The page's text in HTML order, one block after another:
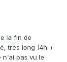
la fin de
très long (4h +
n'ai pas vu le